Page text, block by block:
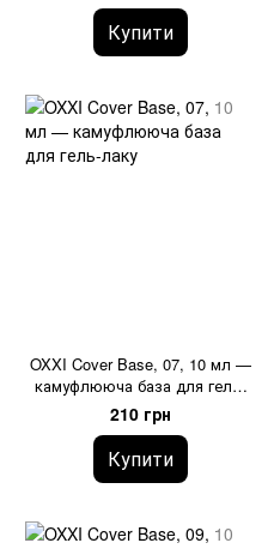
Купити
OXXI Cover Base, 07, 10 мл —
камуфлююча база для гель-
лаку
210 грн
Купити